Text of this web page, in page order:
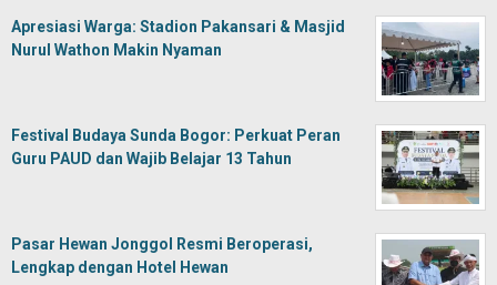
Apresiasi Warga: Stadion Pakansari & Masjid
Nurul Wathon Makin Nyaman
Festival Budaya Sunda Bogor: Perkuat Peran
Guru PAUD dan Wajib Belajar 13 Tahun
Pasar Hewan Jonggol Resmi Beroperasi,
Lengkap dengan Hotel Hewan